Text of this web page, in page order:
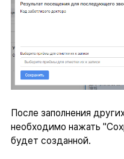
После заполнения
необходимо нажать
будет созданной.